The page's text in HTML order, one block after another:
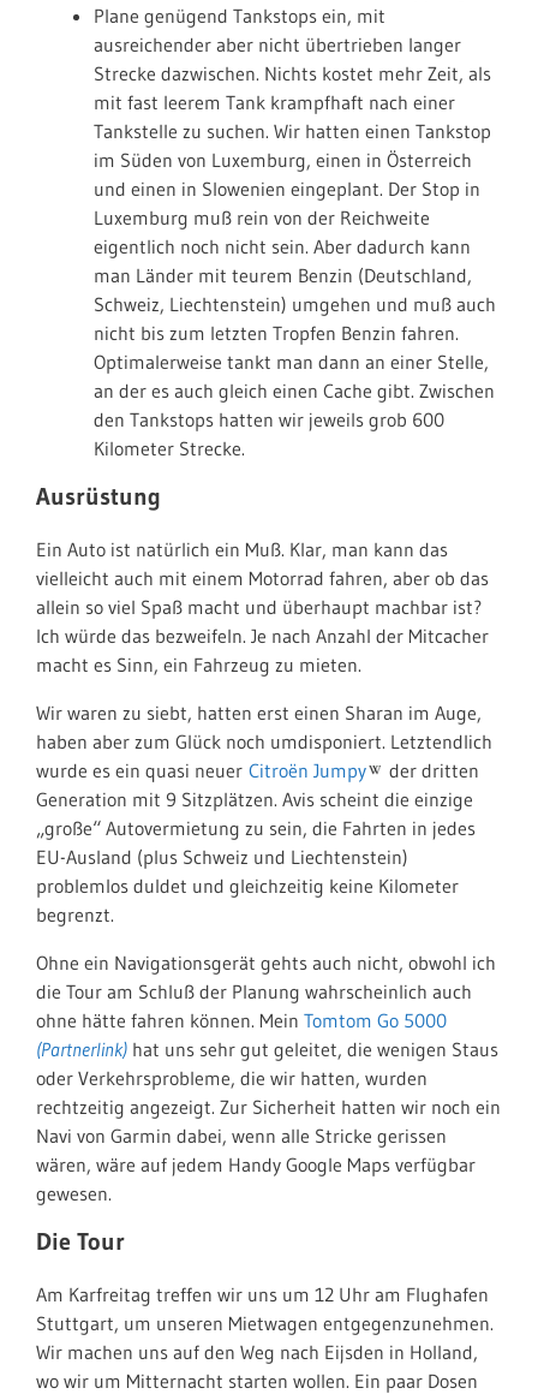
Plane genügend Tankstops ein, mit
ausreichender aber nicht übertrieben langer
Strecke dazwischen. Nichts kostet mehr Zeit, als
mit fast leerem Tank krampfhaft nach einer
Tankstelle zu suchen. Wir hatten einen Tankstop
im Süden von Luxemburg, einen in Österreich
und einen in Slowenien eingeplant. Der Stop in
Luxemburg muß rein von der Reichweite
eigentlich noch nicht sein. Aber dadurch kann
man Länder mit teurem Benzin (Deutschland,
Schweiz, Liechtenstein) umgehen und muß auch
nicht bis zum letzten Tropfen Benzin fahren.
Optimalerweise tankt man dann an einer Stelle,
an der es auch gleich einen Cache gibt. Zwischen
den Tankstops hatten wir jeweils grob 600
Kilometer Strecke.
Ausrüstung
Ein Auto ist natürlich ein Muß. Klar, man kann das
vielleicht auch mit einem Motorrad fahren, aber ob das
allein so viel Spaß macht und überhaupt machbar ist?
Ich würde das bezweifeln. Je nach Anzahl der Mitcacher
macht es Sinn, ein Fahrzeug zu mieten.
Wir waren zu siebt, hatten erst einen Sharan im Auge,
haben aber zum Glück noch umdisponiert. Letztendlich
wurde es ein quasi neuer Citroën Jumpy
der dritten
Generation mit 9 Sitzplätzen. Avis scheint die einzige
„große“ Autovermietung zu sein, die Fahrten in jedes
EU-Ausland (plus Schweiz und Liechtenstein)
problemlos duldet und gleichzeitig keine Kilometer
begrenzt.
Ohne ein Navigationsgerät gehts auch nicht, obwohl ich
die Tour am Schluß der Planung wahrscheinlich auch
ohne hätte fahren können. Mein Tomtom Go 5000
hat uns sehr gut geleitet, die wenigen Staus
oder Verkehrsprobleme, die wir hatten, wurden
rechtzeitig angezeigt. Zur Sicherheit hatten wir noch ein
Navi von Garmin dabei, wenn alle Stricke gerissen
wären, wäre auf jedem Handy Google Maps verfügbar
gewesen.
Die Tour
Am Karfreitag treffen wir uns um 12 Uhr am Flughafen
Stuttgart, um unseren Mietwagen entgegenzunehmen.
Wir machen uns auf den Weg nach Eijsden in Holland,
wo wir um Mitternacht starten wollen. Ein paar Dosen